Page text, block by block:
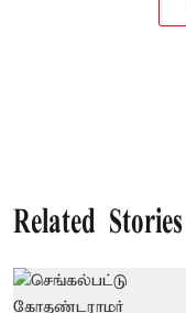
Related Stories